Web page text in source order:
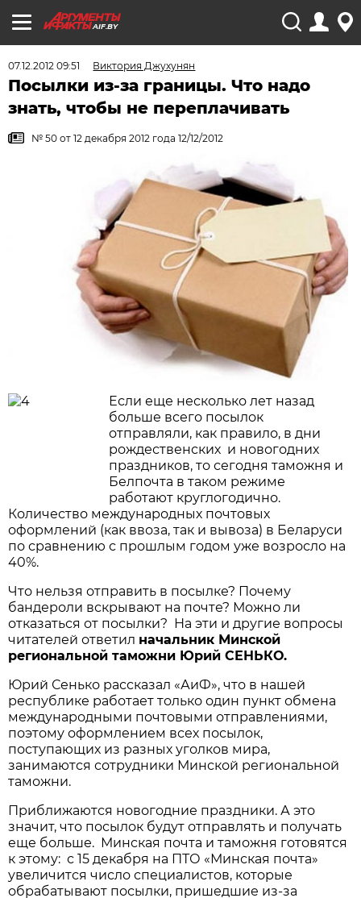
AIF.BY
07.12.2012 09:51 Виктория Джухунян
Посылки из-за границы. Что надо
знать, чтобы не переплачивать
№ 50 от 12 декабря 2012 года 12/12/2012
Если еще несколько лет назад
больше всего посылок
отправляли, как правило, в дни
рождественских и новогодних
праздников, то сегодня таможня и
Белпочта в таком режиме
работают круглогодично.
Количество международных почтовых
оформлений (как ввоза, так и вывоза) в Беларуси
по сравнению с прошлым годом уже возросло на
40%.
Что нельзя отправить в посылке? Почему
бандероли вскрывают на почте? Можно ли
отказаться от посылки? На эти и другие вопросы
читателей ответил начальник Минской
региональной таможни Юрий СЕНЬКО.
Юрий Сенько рассказал «АиФ», что в нашей
республике работает только один пункт обмена
международными почтовыми отправлениями,
поэтому оформлением всех посылок,
поступающих из разных уголков мира,
занимаются сотрудники Минской региональной
таможни.
Приближаются новогодние праздники. А это
значит, что посылок будут отправлять и получать
еще больше. Минская почта и таможня готовятся
к этому: с 15 декабря на ПТО «Минская почта»
увеличится число специалистов, которые
обрабатывают посылки, пришедшие из-за